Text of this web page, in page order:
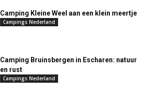
Camping Kleine Weel aan een klein meertje
Campings Nederland
Camping Bruinsbergen in Escharen: natuur
en rust
Campings Nederland